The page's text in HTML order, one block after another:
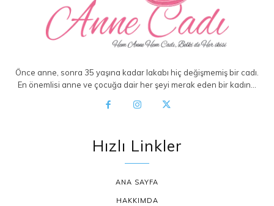
Önce anne, sonra 35 yaşına kadar lakabı hiç değişmemiş bir cadı.
En önemlisi anne ve çocuğa dair her şeyi merak eden bir kadın…
Hızlı Linkler
ANA SAYFA
HAKKIMDA